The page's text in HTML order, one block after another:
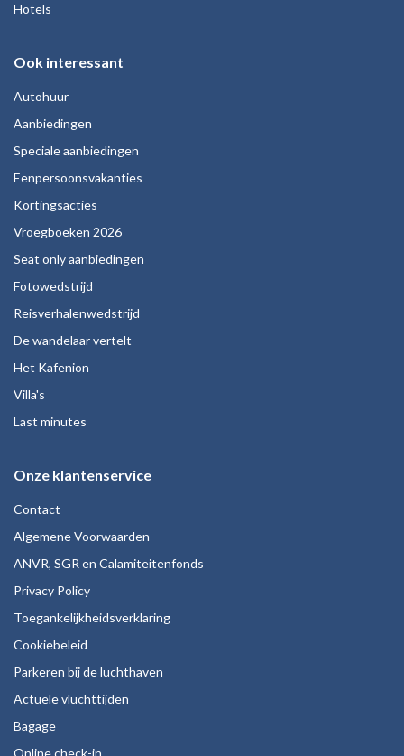
Hotels
Ook interessant
Autohuur
Aanbiedingen
Speciale aanbiedingen
Eenpersoonsvakanties
Kortingsacties
Vroegboeken 2026
Seat only aanbiedingen
Fotowedstrijd
Reisverhalenwedstrijd
De wandelaar vertelt
Het Kafenion
Villa's
Last minutes
Onze klantenservice
Contact
Algemene Voorwaarden
ANVR, SGR en Calamiteitenfonds
Privacy Policy
Toegankelijkheidsverklaring
Cookiebeleid
Parkeren bij de luchthaven
Actuele vluchttijden
Bagage
Online check-in